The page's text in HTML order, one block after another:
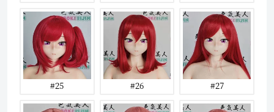
#25 #26 #27